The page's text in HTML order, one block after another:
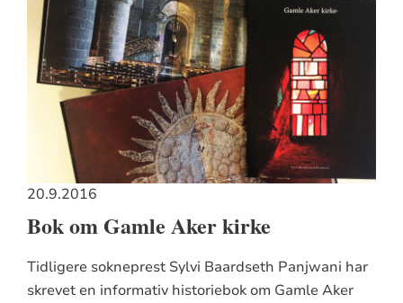
20.9.2016
Bok om Gamle Aker kirke
Tidligere sokneprest Sylvi Baardseth Panjwani har
skrevet en informativ historiebok om Gamle Aker